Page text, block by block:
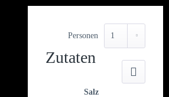
Personen
Zutaten
Salz